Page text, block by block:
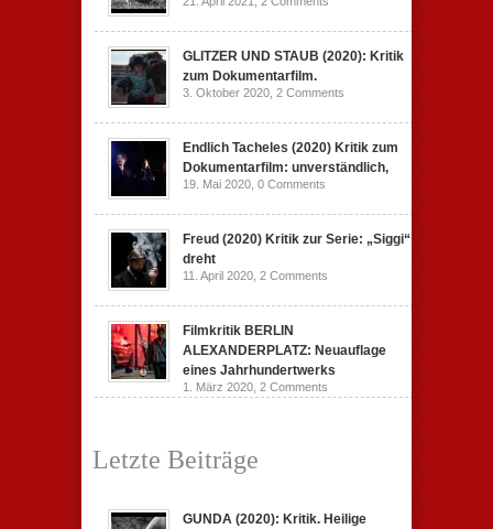
GLITZER UND STAUB (2020): Kritik
zum Dokumentarfilm.
3. Oktober 2020, 2 Comments
Endlich Tacheles (2020) Kritik zum
Dokumentarfilm: unverständlich,
19. Mai 2020, 0 Comments
Freud (2020) Kritik zur Serie: „Siggi“
dreht
11. April 2020, 2 Comments
Filmkritik BERLIN
ALEXANDERPLATZ: Neuauflage
eines Jahrhundertwerks
1. März 2020, 2 Comments
Letzte Beiträge
GUNDA (2020): Kritik. Heilige